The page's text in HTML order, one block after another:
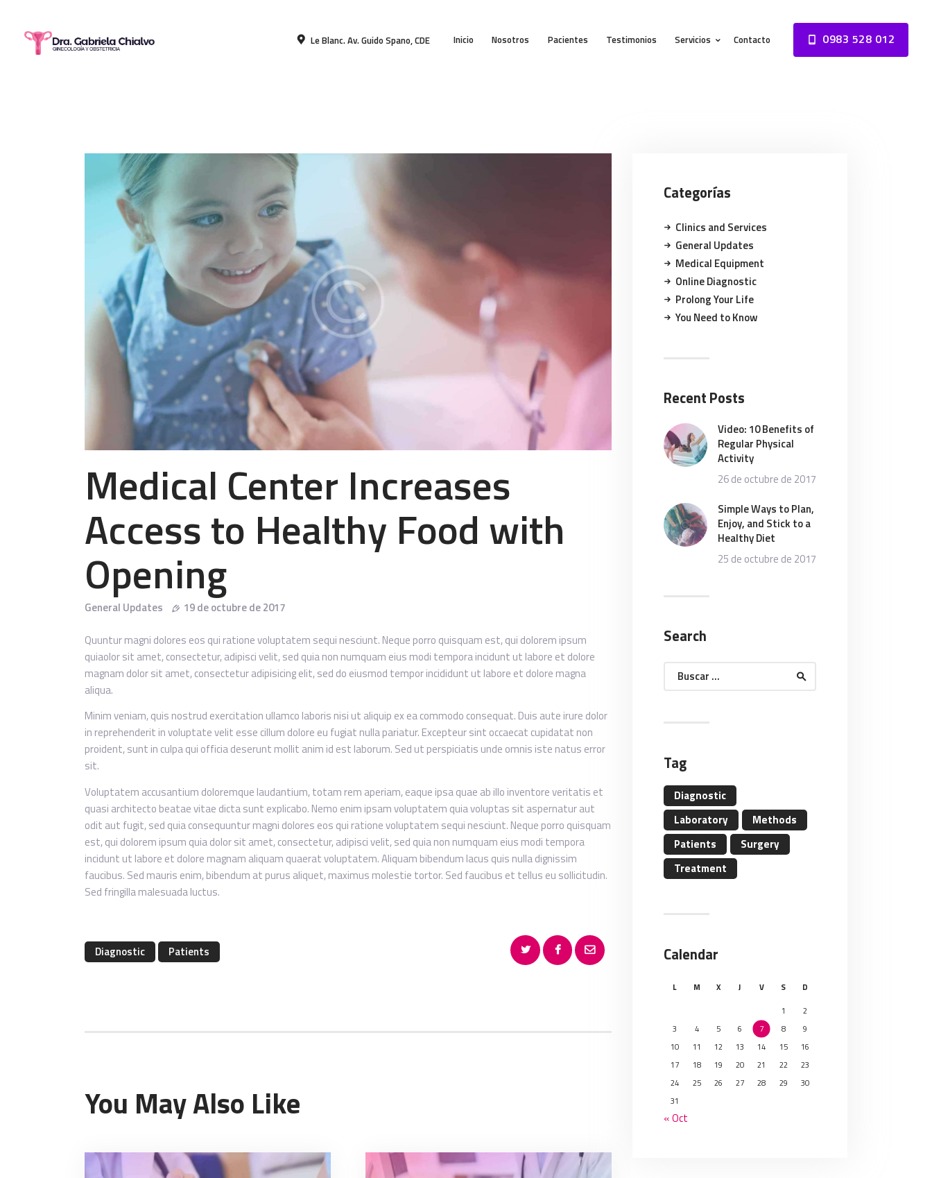
Le Blanc. Av. Guido Spano, CDE Inicio Nosotros Pacientes Testimonios Servicios Contacto 0983 528 012
NOSOTROS
SERVICIOS
CONTACTO
Medical Center Increases
Access to Healthy Food with
Opening
General Updates 19 de octubre de 2017
Quuntur magni dolores eos qui ratione voluptatem sequi nesciunt. Neque porro quisquam est, qui dolorem ipsum
quiaolor sit amet, consectetur, adipisci velit, sed quia non numquam eius modi tempora incidunt ut labore et dolore
magnam dolor sit amet, consectetur adipisicing elit, sed do eiusmod tempor incididunt ut labore et dolore magna
aliqua.
Minim veniam, quis nostrud exercitation ullamco laboris nisi ut aliquip ex ea commodo consequat. Duis aute irure dolor
in reprehenderit in voluptate velit esse cillum dolore eu fugiat nulla pariatur. Excepteur sint occaecat cupidatat non
proident, sunt in culpa qui officia deserunt mollit anim id est laborum. Sed ut perspiciatis unde omnis iste natus error
sit.
Voluptatem accusantium doloremque laudantium, totam rem aperiam, eaque ipsa quae ab illo inventore veritatis et
quasi architecto beatae vitae dicta sunt explicabo. Nemo enim ipsam voluptatem quia voluptas sit aspernatur aut
odit aut fugit, sed quia consequuntur magni dolores eos qui ratione voluptatem sequi nesciunt. Neque porro quisquam
est, qui dolorem ipsum quia dolor sit amet, consectetur, adipisci velit, sed quia non numquam eius modi tempora
incidunt ut labore et dolore magnam aliquam quaerat voluptatem. Aliquam bibendum lacus quis nulla dignissim
faucibus. Sed mauris enim, bibendum at purus aliquet, maximus molestie tortor. Sed faucibus et tellus eu sollicitudin.
Sed fringilla malesuada luctus.
Diagnostic Patients
You May Also Like
Categorías
Clinics and Services
General Updates
Medical Equipment
Online Diagnostic
Prolong Your Life
You Need to Know
Recent Posts
Video: 10 Benefits of
Regular Physical
Activity
26 de octubre de 2017
Simple Ways to Plan,
Enjoy, and Stick to a
Healthy Diet
25 de octubre de 2017
Search
Buscar:
Tag
Diagnostic
Laboratory
Methods
Patients
Surgery
Treatment
Calendar
L M X J V S
D
1
2
3
4 5 6 7 8
9
10
11 12 13 14 15
16
17
18 19 20 21 22
23
24
25 26 27 28 29
30
31
« Oct